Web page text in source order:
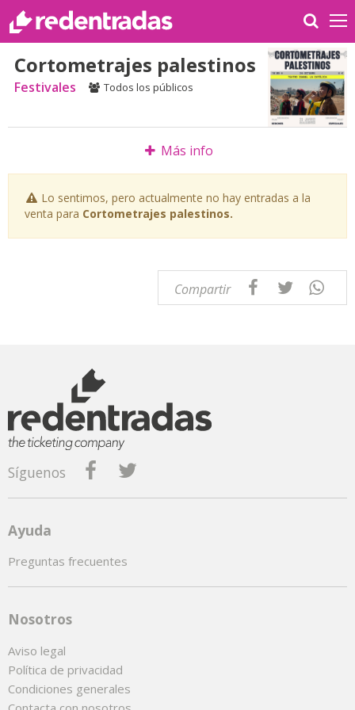
Cortometrajes palestinos
Festivales Todos los públicos
Más info
Lo sentimos, pero actualmente no hay entradas a la
venta para Cortometrajes palestinos.
Compartir
Síguenos
Ayuda
Preguntas frecuentes
Nosotros
Aviso legal
Política de privacidad
Condiciones generales